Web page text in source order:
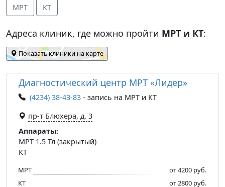
МРТ КТ
Адреса клиник, где можно пройти МРТ и КТ:
Показать клиники на карте
Диагностический центр МРТ «Лидер»
(4234) 38-43-83 - запись на МРТ и КТ
пр-т Блюхера, д. 3
Аппараты:
МРТ 1.5 Тл (закрытый)
КТ
МРТ
от 4200 руб.
КТ
от 2800 руб.